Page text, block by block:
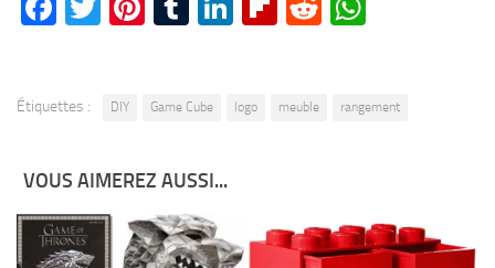
Étiquettes : DIY Game Cube logo meuble rangement
VOUS AIMEREZ AUSSI...